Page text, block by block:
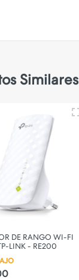
TU FUNDA!
Similares
DE RANGO WI-FI
LINK - RE200